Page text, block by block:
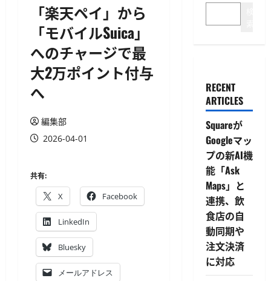
「楽天ペイ」から
「モバイルSuica」
へのチャージで最
大2万ポイント付与
へ
編集部
2026-04-01
共有:
X Facebook
LinkedIn
Bluesky
メールアドレス
RECENT
ARTICLES
Squareが
Googleマッ
プの新AI機
能「Ask
Maps」と
連携、飲
食店の自
動同期や
注文決済
に対応